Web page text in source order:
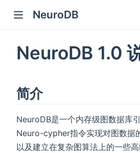
NeuroDB
NeuroDB 1.0
简介
NeuroDB是一个内存级图数据库
Neuro-cypher指令实现对图数据
以及建立在复杂图算法上的一些高